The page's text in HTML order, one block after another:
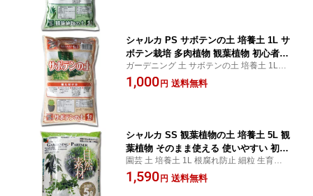
シャルカ PS サボテンの土 培養土 1L サ
ボテン栽培 多肉植物 観葉植物 初心者向
け 使い切り
ガーデニング 土 サボテンの土 培養土 1L 根
腐れ防止 発根促進 生育安定 サボテン栽培
多肉植物 植え替え 発根用 観葉植物 水はけ
1,000円 送料無料
シャルカ SS 観葉植物の土 培養土 5L 観
葉植物 そのまま使える 使いやすい 初心
者
園芸 土 培養土 1L 根腐れ防止 細粒 生育安定
根張り促進 よく育つ ミニポット 観葉植物
多肉植物 パキラ アガベ ドラセナ ユッカ 鉢
1,590円 送料無料